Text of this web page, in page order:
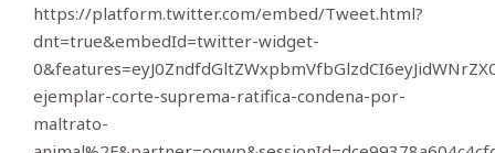
https://platform.twitter.com/embed/Tweet.html?
dnt=true&embedId=twitter-widget-
ejemplar-corte-suprema-ratifica-condena-por-
maltrato-